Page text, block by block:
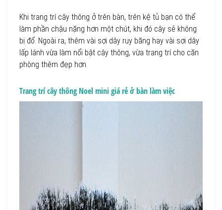
Khi trang trí cây thông ở trên bàn, trên kệ tủ bạn có thể
làm phần chậu nặng hơn một chút, khi đó cây sẽ không
bị đổ. Ngoài ra, thêm vài sợi dây ruy băng hay vài sợi dây
lấp lánh vừa làm nổi bật cây thông, vừa trang trí cho căn
phòng thêm đẹp hơn.
Trang trí cây thông Noel mini giá rẻ ở bàn làm việc